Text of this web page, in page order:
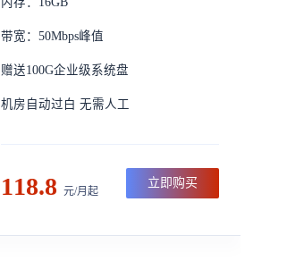
带宽：50Mbps峰值
赠送100G企业级系统盘
机房自动过白 无需人工
118.8 元/月起
立即购买